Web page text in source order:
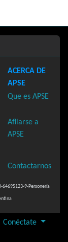
ACERCA DE
APSE
Que es APSE
Afliarse a
APSE
Contactarnos
64695123-9-Personería
Conéctate